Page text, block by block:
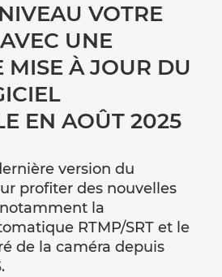
VOTRE
UNE
MISE À JOUR DU
EN AOÛT 2025
version du
profiter des nouvelles
la
RTMP/SRT et le
de la caméra depuis